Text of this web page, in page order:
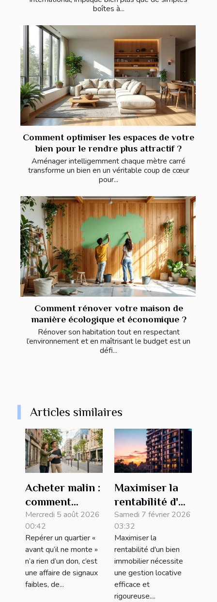
boîtes à...
Comment optimiser les espaces de votre
bien pour le rendre plus attractif ?
Aménager intelligemment chaque mètre carré
transforme un bien en un véritable coup de cœur
pour...
Comment rénover votre maison de
manière écologique et économique ?
Rénover son habitation tout en respectant
l’environnement et en maîtrisant le budget est un
défi...
Articles similaires
Acheter malin :
comment
repérer les
quartiers qui
montent avant
tout le monde
Mercredi 5 août 2026
00:42
Repérer un quartier «
avant qu’il ne monte »
n’a rien d’un don, c’est
une affaire de signaux
faibles, de...
Maximiser la
rentabilité d'un
bien avec une
gestion
locative
efficace
Samedi 7 février 2026
03:32
Maximiser la
rentabilité d'un bien
immobilier nécessite
une gestion locative
efficace et
rigoureuse....